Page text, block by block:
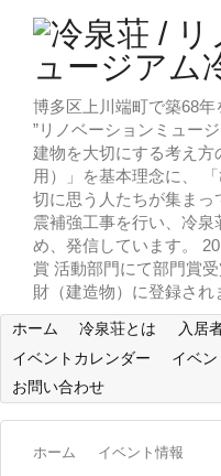
博多区上川端町で築68
”リノベーションミュー
建物を大切にする考え
用）」を基本理念に、
切に思う人たちが集まっ
震補強工事を行い、冷
め、発信しています。
賞 活動部門にて部門賞
財（建造物）に登録され
ホーム 冷泉荘とは 入居
イベントカレンダー
イベ
お問い合わせ
ホーム イベント情報